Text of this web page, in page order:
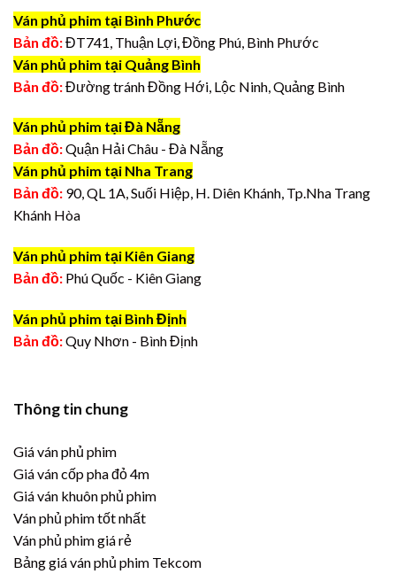
Ván phủ phim tại Bình Phước
Bản đồ:ĐT741, Thuận Lợi, Đồng Phú, Bình Phước
Ván phủ phim tại Quảng Bình
Bản đồ:Đường tránh Đồng Hới, Lộc Ninh, Quảng Bình
Ván phủ phim tại Đà Nẵng
Bản đồ:Quận Hải Châu - Đà Nẵng
Ván phủ phim tại Nha Trang
Bản đồ: 90, QL 1A, Suối Hiệp, H. Diên Khánh, Tp.Nha Trang
Khánh Hòa
Ván phủ phim tại Kiên Giang
Bản đồ: Phú Quốc - Kiên Giang
Ván phủ phim tại Bình Định
Bản đồ:Quy Nhơn - Bình Định
Thông tin chung
Giá ván phủ phim
Giá ván cốp pha đỏ 4m
Giá ván khuôn phủ phim
Ván phủ phim tốt nhất
Ván phủ phim giá rẻ
Bảng giá ván phủ phim Tekcom